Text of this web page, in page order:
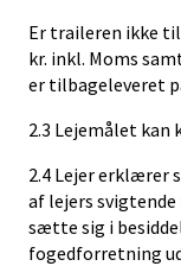
Er traileren ikke
kr. inkl. Moms
er tilbageleveret
2.3 Lejemålet kan
2.4 Lejer erklærer
af lejers
sætte sig i
fogedforretning